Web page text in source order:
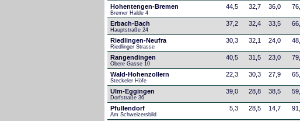
Hohentengen-Bremen
Bremer Halde 4
44,5 32,7 36,0
Erbach-Bach
Hauptstraße 24
37,2 32,4 33,5
Riedlingen-Neufra
Riedlinger Strasse
30,3 32,1 24,0
Rangendingen
Obere Gasse 10
40,5 31,5 23,0
Wald-Hohenzollern
Steckeler Höfe
22,3 30,3 27,9
Ulm-Eggingen
Dorfstraße 36
39,0 28,8 38,5
Pfullendorf
Am Schweizersbild
5,3 28,5 14,7